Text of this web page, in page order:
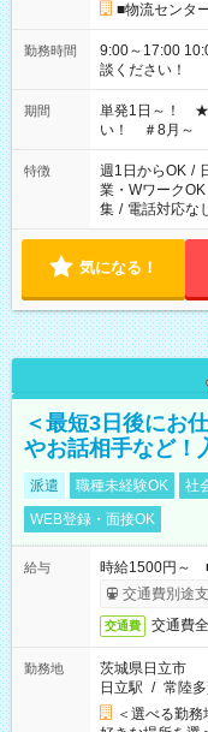
■物流センタ
勤務時間
9:00～17:00 10:00～19:00
談ください！
期間
単発1日～！ ★
い！ ＃8月～
特徴 週1日からOK /
業・WワークOK
集 / 電話対応な
気になる！
＜最短3日後にお
やお話相手など！
派遣 職種未経験OK 社
WEB登録・面接OK
給与
時給1500円～
交通費別途
交通費 交通費
勤務地
茨城県日立市
日立駅 / 常陸
＜選べる勤